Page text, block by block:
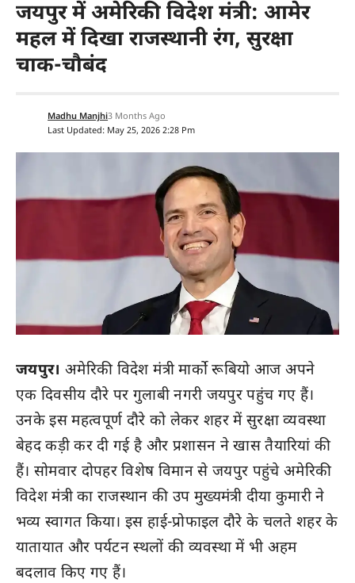
जयपुर में अमेरिकी विदेश मंत्री: आमेर
महल में दिखा राजस्थानी रंग, सुरक्षा
चाक-चौबंद
Last Updated: May 25, 2026 2:28 Pm
Madhu Manjhi3 Months Ago
जयपुर। अमेरिकी विदेश मंत्री मार्को रूबियो आज अपने
एक दिवसीय दौरे पर गुलाबी नगरी जयपुर पहुंच गए हैं।
उनके इस महत्वपूर्ण दौरे को लेकर शहर में सुरक्षा व्यवस्था
बेहद कड़ी कर दी गई है और प्रशासन ने खास तैयारियां की
हैं। सोमवार दोपहर विशेष विमान से जयपुर पहुंचे अमेरिकी
विदेश मंत्री का राजस्थान की उप मुख्यमंत्री दीया कुमारी ने
भव्य स्वागत किया। इस हाई-प्रोफाइल दौरे के चलते शहर के
यातायात और पर्यटन स्थलों की व्यवस्था में भी अहम
बदलाव किए गए हैं।